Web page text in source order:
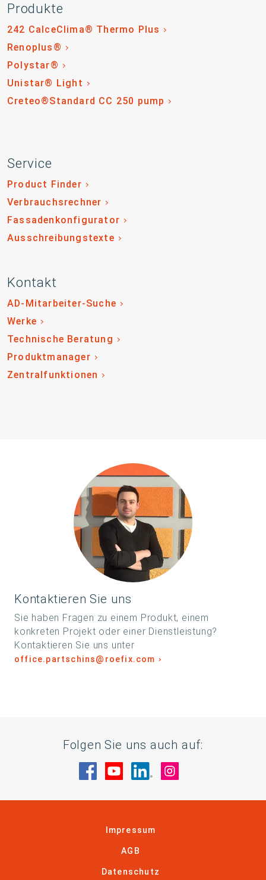
Produkte
242 CalceClima® Thermo Plus
Renoplus®
Polystar®
Unistar® Light
Creteo®Standard CC 250 pump
Service
Product Finder
Verbrauchsrechner
Fassadenkonfigurator
Ausschreibungstexte
Kontakt
AD-Mitarbeiter-Suche
Werke
Technische Beratung
Produktmanager
Zentralfunktionen
Kontaktieren Sie uns
Sie haben Fragen zu einem Produkt, einem
konkreten Projekt oder einer Dienstleistung?
Kontaktieren Sie uns unter
office.partschins@roefix.com
Folgen Sie uns auch auf:
Besuche uns auf Facebook
Besuche uns auf YouTube
Besuche uns auf
Impressum
AGB
Datenschutz